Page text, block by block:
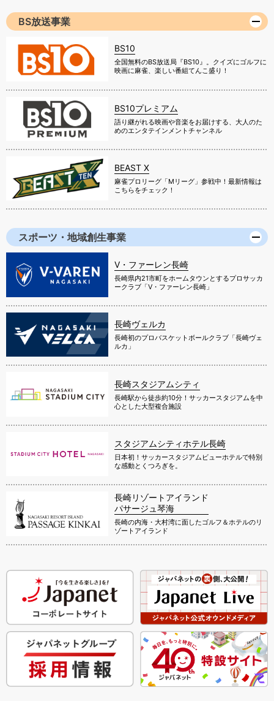
BS放送事業
BS10
全国無料のBS放送局『BS10』。クイズにゴルフに
映画に麻雀、楽しい番組てんこ盛り！
BS10プレミアム
語り継がれる映画や音楽をお届けする、大人のた
めのエンタテインメントチャンネル
BEAST X
麻雀プロリーグ「Mリーグ」参戦中！最新情報は
こちらをチェック！
スポーツ・地域創生事業
V・ファーレン長崎
長崎県内21市町をホームタウンとするプロサッカ
ークラブ「V・ファーレン長崎」
長崎ヴェルカ
長崎初のプロバスケットボールクラブ「長崎ヴェ
ルカ」
長崎スタジアムシティ
長崎駅から徒歩約10分！サッカースタジアムを中
心とした大型複合施設
スタジアムシティホテル長崎
日本初！サッカースタジアムビューホテルで特別
な感動とくつろぎを。
長崎リゾートアイランド
パサージュ琴海
長崎の内海・大村湾に面したゴルフ＆ホテルのリ
ゾートアイランド